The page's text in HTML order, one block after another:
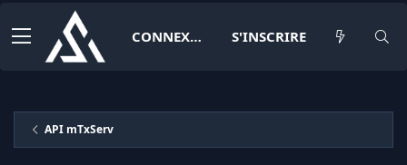
CONNEXION S'INSCRIRE
API mTxServ